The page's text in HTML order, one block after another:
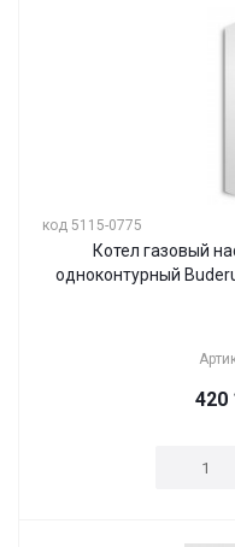
код 5115-0775
Котел газовый
одноконтурный
420